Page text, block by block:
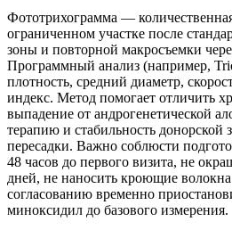
Фототрихограмма —
ограниченном участке после
зоны и повторной макросъемки
Программный анализ (например,
плотность, средний диаметр,
индекс. Метод помогает отличить
выпадение от андрогенетической
терапию и стабильность
пересадки. Важно соблюсти
48 часов до первого визита, не
дней, не наносить кроющие
согласованию временно
миноксидил до базового измерения.